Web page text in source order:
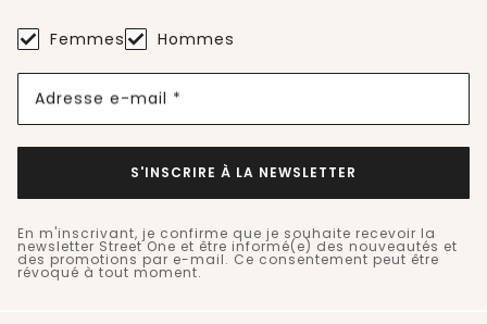
Femmes Hommes
Adresse e-mail *
S'INSCRIRE À LA NEWSLETTER
En m'inscrivant, je confirme que je souhaite recevoir la
newsletter Street One et être informé(e) des nouveautés et
des promotions par e-mail. Ce consentement peut être
révoqué à tout moment.